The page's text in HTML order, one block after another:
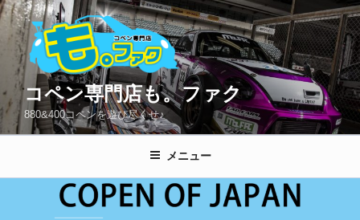
コ
ン
へ
プ
コペン専門店も。ファク
880&400コペンを遊び尽くせ♪
メニュー